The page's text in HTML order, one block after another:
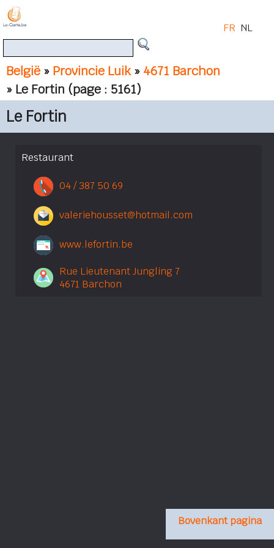
België » Provincie Luik» 4671 Barchon
» Le Fortin (page : 5161)
FR NL
Le Fortin
Restaurant
04 / 387 50 69
valeriehousset@hotmail.com
www.lefortin.be
Rue Lieutenant Jungling 7
4671 Barchon
Bovenkant pagina